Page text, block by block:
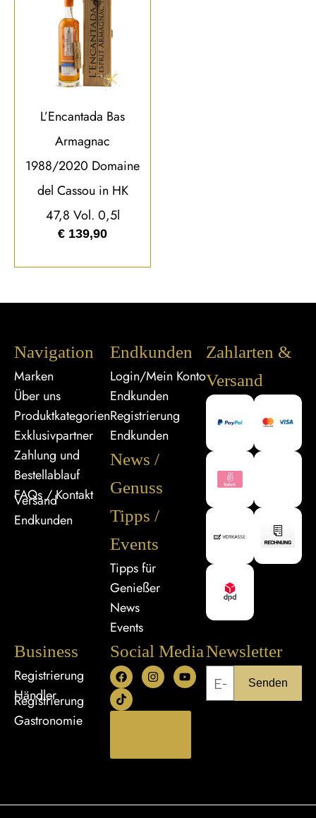
L’Encantada Bas
Armagnac
1988/2020 Domaine
del Cassou in HK
47,8 Vol. 0,5l
€ 139,90
Navigation
Marken
Über uns
Produktkategorien
Exklusivpartner
Zahlung und
Bestellablauf
FAQs / Kontakt
Versand
Endkunden
Endkunden
Login/Mein Konto
Endkunden
Registrierung
Endkunden
News /
Genuss
Tipps /
Events
Tipps für
Genießer
News
Events
Zahlarten &
Versand
Business
Registrierung
Händler
Registrierung
Gastronomie
Social MediaNewsletter
Senden